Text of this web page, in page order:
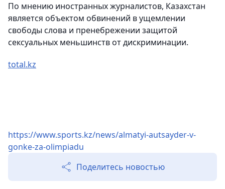
По мнению иностранных журналистов, Казахстан
является объектом обвинений в ущемлении
свободы слова и пренебрежении защитой
сексуальных меньшинств от дискриминации.
total.kz
https://www.sports.kz/news/almatyi-autsayder-v-
gonke-za-olimpiadu
Поделитесь новостью